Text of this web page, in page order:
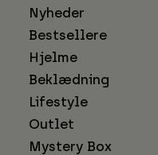
Nyheder
Bestsellere
Hjelme
Beklædning
Lifestyle
Outlet
Mystery Box